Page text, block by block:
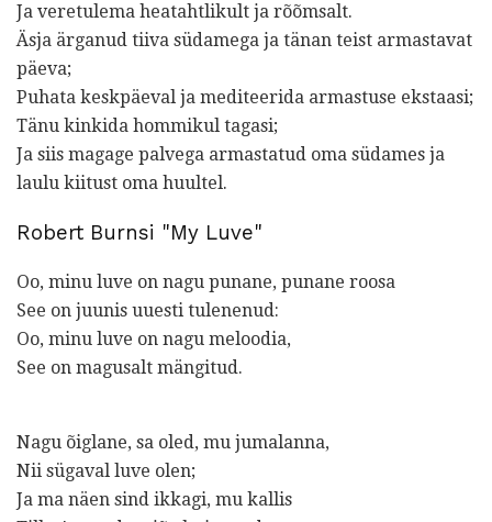
Ja veretulema heatahtlikult ja rõõmsalt.
Äsja ärganud tiiva südamega ja tänan teist armastavat
päeva;
Puhata keskpäeval ja mediteerida armastuse ekstaasi;
Tänu kinkida hommikul tagasi;
Ja siis magage palvega armastatud oma südames ja
laulu kiitust oma huultel.
Robert Burnsi "My Luve"
Oo, minu luve on nagu punane, punane roosa
See on juunis uuesti tulenenud:
Oo, minu luve on nagu meloodia,
See on magusalt mängitud.
Nagu õiglane, sa oled, mu jumalanna,
Nii sügaval luve olen;
Ja ma näen sind ikkagi, mu kallis